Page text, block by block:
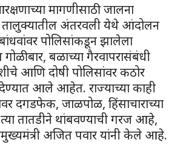
मागणीसाठी जालना
तालुक्यातील अंतरवली येथे आंदोलन
पोलिसांकडून झालेला
बळाच्या गैरवापरासंबंधी
आणि दोषी पोलिसांवर कठोर
देण्यात आले आहेत. राज्याच्या काही
दगडफेक, जाळपोळ, हिंसाचाराच्या
तातडीने थांबवण्याची गरज आहे,
अजित पवार यांनी केले आहे.